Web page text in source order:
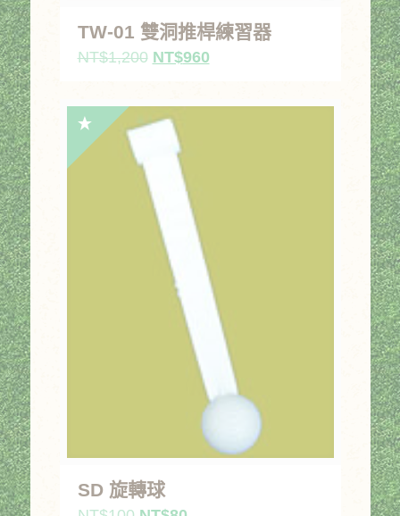
TW-01 雙洞推桿練習器
NT$1,200 原
格：
NT$1,200。
NT$960目
SD 旋轉球